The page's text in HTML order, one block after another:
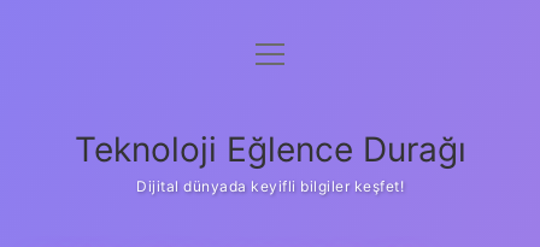
Anasayfa
Yasal Uyarı
menüyü
Teknoloji Eğlence Durağı
Dijital dünyada keyifli bilgiler keşfet!